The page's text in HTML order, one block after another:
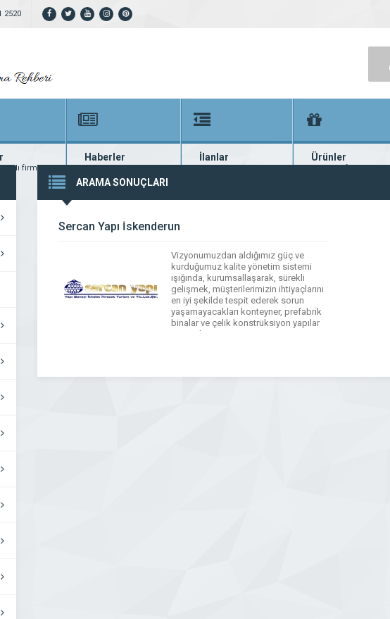
2520
firma
Haberler
En güncel haberler
İlanlar
Güncel seri ilanlar
Ürünler
Binlerce firma ürünü
ARAMA SONUÇLARI
Sercan Yapı İskenderun
Vizyonumuzdan aldığımız güç ve
kurduğumuz kalite yönetim sistemi
ışığında, kurumsallaşarak, sürekli
gelişmek, müşterilerimizin ihtiyaçlarını
en iyi şekilde tespit ederek sorun
yaşamayacakları konteyner, prefabrik
binalar ve çelik konstrüksiyon yapılar
üretmekteyiz..
EmailShare